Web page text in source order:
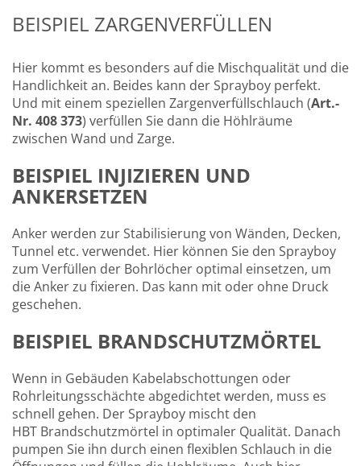
BEISPIEL ZARGENVERFÜLLEN
Hier kommt es besonders auf die Mischqualität und die
Handlichkeit an. Beides kann der Sprayboy perfekt.
Und mit einem speziellen Zargenverfüllschlauch (Art.-
Nr. 408 373) verfüllen Sie dann die Höhlräume
zwischen Wand und Zarge.
BEISPIEL INJIZIEREN UND
ANKERSETZEN
Anker werden zur Stabilisierung von Wänden, Decken,
Tunnel etc. verwendet. Hier können Sie den Sprayboy
zum Verfüllen der Bohrlöcher optimal einsetzen, um
die Anker zu fixieren. Das kann mit oder ohne Druck
geschehen.
BEISPIEL BRANDSCHUTZMÖRTEL
Wenn in Gebäuden Kabelabschottungen oder
Rohrleitungsschächte abgedichtet werden, muss es
schnell gehen. Der Sprayboy mischt den
HBT Brandschutzmörtel in optimaler Qualität. Danach
pumpen Sie ihn durch einen flexiblen Schlauch in die